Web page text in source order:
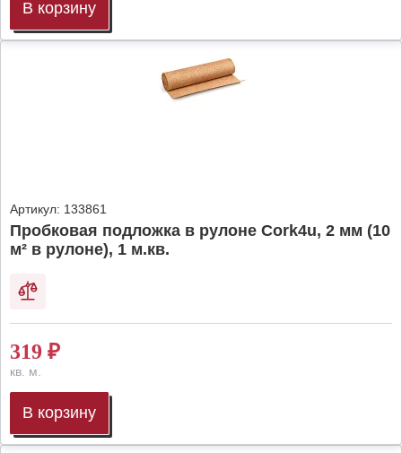
В корзину
Артикул: 133861
Пробковая подложка в рулоне Cork4u, 2 мм (10
м² в рулоне), 1 м.кв.
319 ₽
кв. м.
В корзину